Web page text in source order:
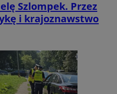
Szlompek. Przez
i krajoznawstwo